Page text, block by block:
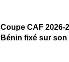
Coupe CAF 2026-
Bénin fixé sur